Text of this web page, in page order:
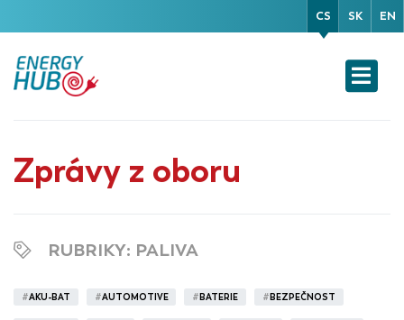
CS SK EN
Zprávy z oboru
RUBRIKY: PALIVA
#AKU-BAT #AUTOMOTIVE # BATERIE # BEZPEČNOST